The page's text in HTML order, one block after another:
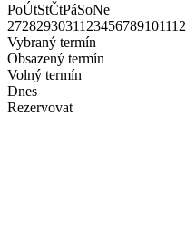
PoÚtStČtPáSoNe
27282930311 23456789101112
Vybraný termín
Obsazený termín
Volný termín
Dnes
Rezervovat